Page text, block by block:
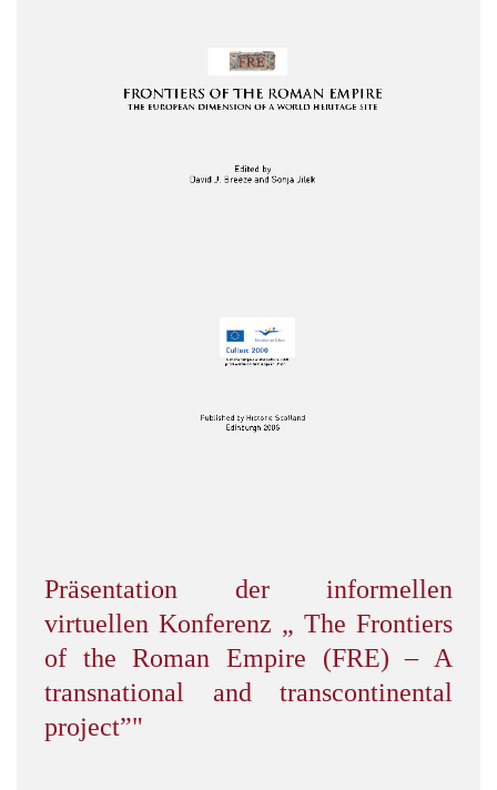
Präsentation der informellen
virtuellen Konferenz „ The Frontiers
of the Roman Empire (FRE) – A
transnational and transcontinental
project”"